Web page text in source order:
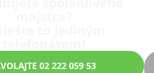
VOLAJTE 02 222 059 53